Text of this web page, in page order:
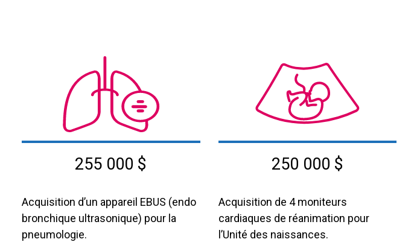
255 000 $
Acquisition d’un appareil EBUS (endo
bronchique ultrasonique) pour la
pneumologie.
250 000 $
Acquisition de 4 moniteurs
cardiaques de réanimation pour
l’Unité des naissances.